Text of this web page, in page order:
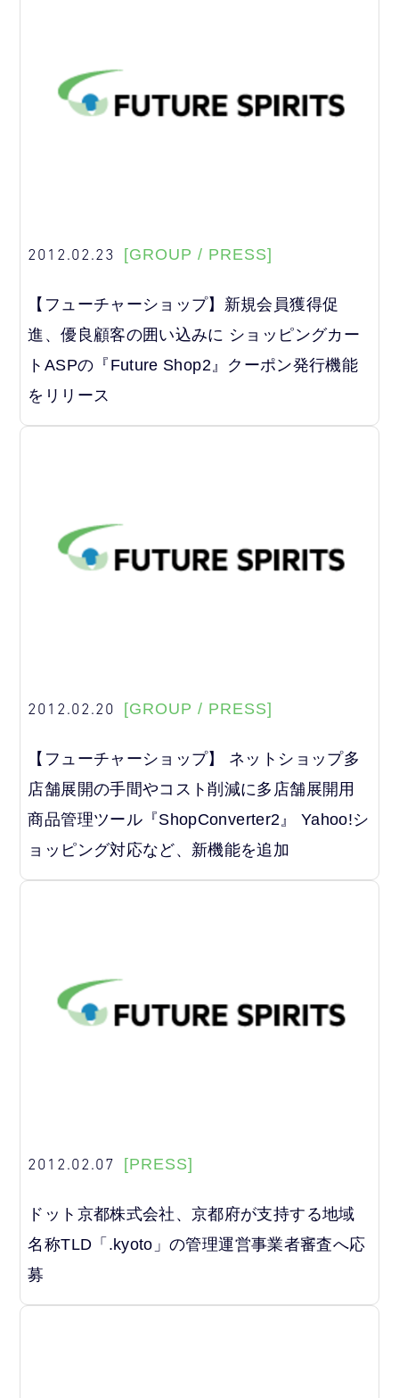
2012.02.23 [GROUP / PRESS]
【フューチャーショップ】新規会員獲得促
進、優良顧客の囲い込みに ショッピングカー
トASPの『Future Shop2』クーポン発行機能
をリリース
2012.02.20 [GROUP / PRESS]
【フューチャーショップ】 ネットショップ多
店舗展開の手間やコスト削減に多店舗展開用
商品管理ツール『ShopConverter2』 Yahoo!シ
ョッピング対応など、新機能を追加
2012.02.07 [PRESS]
ドット京都株式会社、京都府が支持する地域
名称TLD「.kyoto」の管理運営事業者審査へ応
募